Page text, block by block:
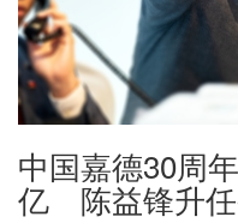
中国嘉德30周
亿 陈益锋升